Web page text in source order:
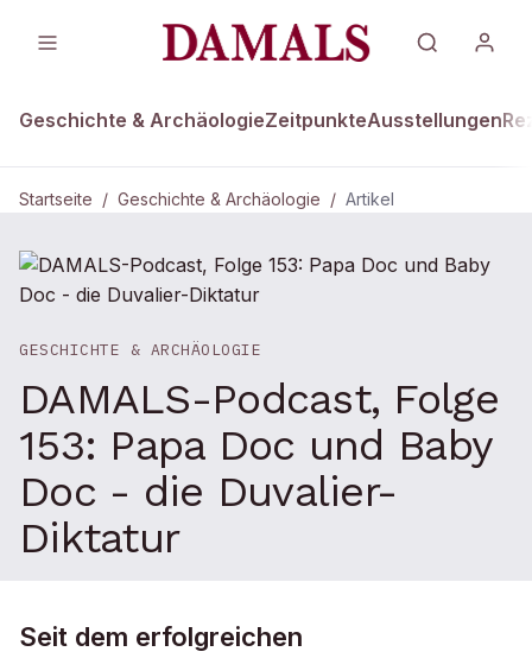
Geschichte & ArchäologieZeitpunkteAusstellungen
Startseite / Geschichte & Archäologie / Artikel
GESCHICHTE & ARCHÄOLOGIE
DAMALS-Podcast, Folge
153: Papa Doc und Baby
Doc - die Duvalier-
Diktatur
Seit dem erfolgreichen